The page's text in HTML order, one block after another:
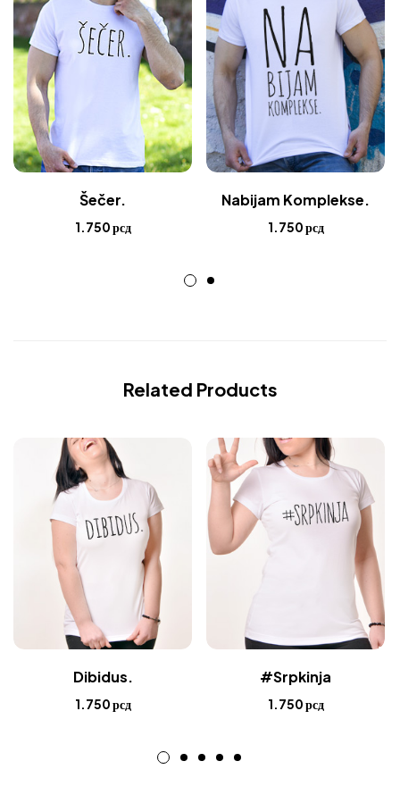
Šečer.
1.750рсд
Nabijam Komplekse.
1.750рсд
Related Products
Dibidus.
1.750рсд
#Srpkinja
1.750рсд